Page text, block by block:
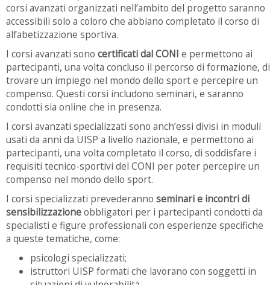
corsi avanzati organizzati nell’ambito del progetto saranno
accessibili solo a coloro che abbiano completato il corso di
alfabetizzazione sportiva.
I corsi avanzati sono certificati dal CONI e permettono ai
partecipanti, una volta concluso il percorso di formazione, di
trovare un impiego nel mondo dello sport e percepire un
compenso. Questi corsi includono seminari, e saranno
condotti sia online che in presenza.
I corsi avanzati specializzati sono anch’essi divisi in moduli
usati da anni da UISP a livello nazionale, e permettono ai
partecipanti, una volta completato il corso, di soddisfare i
requisiti tecnico-sportivi del CONI per poter percepire un
compenso nel mondo dello sport.
I corsi specializzati prevederanno seminari e incontri di
sensibilizzazioneobbligatori per i partecipanti condotti da
specialisti e figure professionali con esperienze specifiche
a queste tematiche, come:
psicologi specializzati;
istruttori UISP formati che lavorano con soggetti in